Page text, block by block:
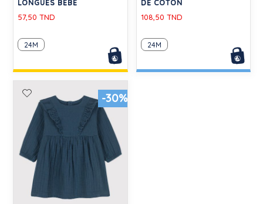
LONGUES BÉBÉ
57,50 TND
24M
DE COTON
108,50 TND
24M
-30%